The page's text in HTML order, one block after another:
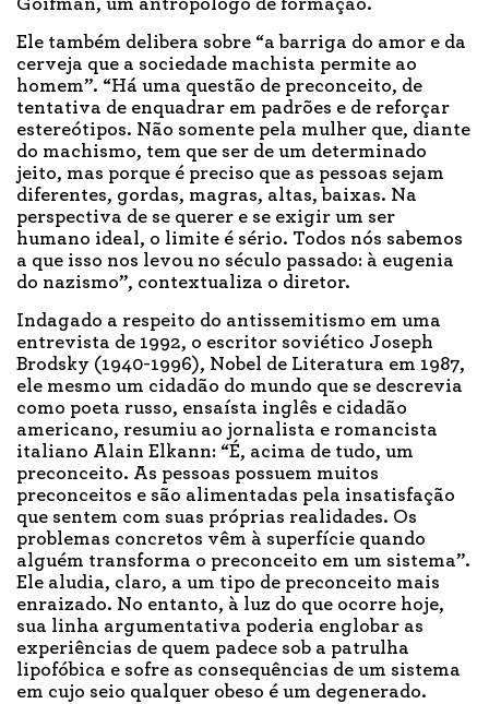
Goifman, um antropólogo de formação.
Ele também delibera sobre “a barriga do amor e da
cerveja que a sociedade machista permite ao
homem”. “Há uma questão de preconceito, de
tentativa de enquadrar em padrões e de reforçar
estereótipos. Não somente pela mulher que, diante
do machismo, tem que ser de um determinado
jeito, mas porque é preciso que as pessoas sejam
diferentes, gordas, magras, altas, baixas. Na
perspectiva de se querer e se exigir um ser
humano ideal, o limite é sério. Todos nós sabemos
a que isso nos levou no século passado: à eugenia
do nazismo”, contextualiza o diretor.
Indagado a respeito do antissemitismo em uma
entrevista de 1992, o escritor soviético Joseph
Brodsky (1940-1996), Nobel de Literatura em 1987,
ele mesmo um cidadão do mundo que se descrevia
como poeta russo, ensaísta inglês e cidadão
americano, resumiu ao jornalista e romancista
italiano Alain Elkann: “É, acima de tudo, um
preconceito. As pessoas possuem muitos
preconceitos e são alimentadas pela insatisfação
que sentem com suas próprias realidades. Os
problemas concretos vêm à superfície quando
alguém transforma o preconceito em um sistema”.
Ele aludia, claro, a um tipo de preconceito mais
enraizado. No entanto, à luz do que ocorre hoje,
sua linha argumentativa poderia englobar as
experiências de quem padece sob a patrulha
lipofóbica e sofre as consequências de um sistema
em cujo seio qualquer obeso é um degenerado.